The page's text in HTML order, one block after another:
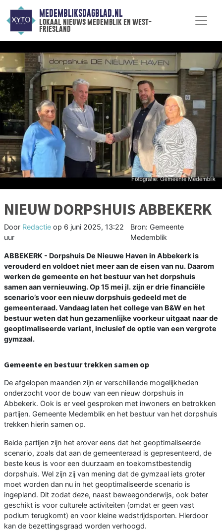
MEDEMBLIKSDAGBLAD.NL
lokaal nieuws medemblik en west-
friesland
NIEUW DORPSHUIS ABBEKERK
Door Redactie op 6 juni 2025, 13:22
uur
Bron: Gemeente
Medemblik
ABBEKERK - Dorpshuis De Nieuwe Haven in Abbekerk is
verouderd en voldoet niet meer aan de eisen van nu. Daarom
werken de gemeente en het bestuur van het dorpshuis
samen aan vernieuwing. Op 15 mei jl. zijn er drie financiële
scenario’s voor een nieuw dorpshuis gedeeld met de
gemeenteraad. Vandaag laten het college van B&W en het
bestuur weten dat hun gezamenlijke voorkeur uitgaat naar de
geoptimaliseerde variant, inclusief de optie van een vergrote
gymzaal.
Gemeente en bestuur trekken samen op
De afgelopen maanden zijn er verschillende mogelijkheden
onderzocht voor de bouw van een nieuw dorpshuis in
Abbekerk. Ook is er veel gesproken met inwoners en betrokken
partijen. Gemeente Medemblik en het bestuur van het dorpshuis
trekken hierin samen op.
Beide partijen zijn het erover eens dat het geoptimaliseerde
scenario, zoals dat aan de gemeenteraad is gepresenteerd, de
beste keus is voor een duurzaam en toekomstbestendig
dorpshuis. Wel zijn zij van mening dat de gymzaal iets groter
moet worden dan nu in het geoptimaliseerde scenario is
ingepland. Dit zodat deze, naast beweegonderwijs, ook beter
geschikt is voor culturele activiteiten (omdat er geen vast
podium terugkomt) en voor kleine wedstrijdsporten. Hierdoor
kan de bezettingsgraad worden verhoogd.